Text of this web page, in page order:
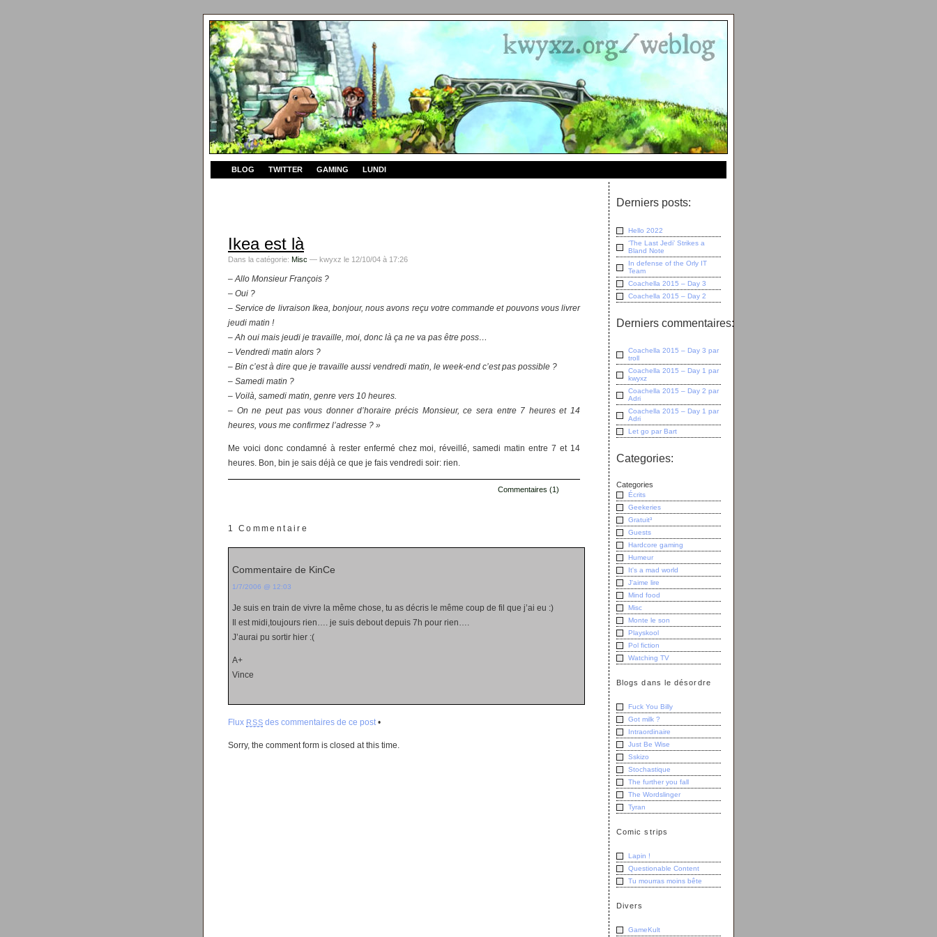
BLOG TWITTER GAMING LUNDI
Ikea est là
Dans la catégorie: Misc — kwyxz le 12/10/04 à 17:26
– Allo Monsieur François ?
– Oui ?
– Service de livraison Ikea, bonjour, nous avons reçu votre commande et pouvons vous livrer
jeudi matin !
– Ah oui mais jeudi je travaille, moi, donc là ça ne va pas être poss…
– Vendredi matin alors ?
– Bin c’est à dire que je travaille aussi vendredi matin, le week-end c’est pas possible ?
– Samedi matin ?
– Voilà, samedi matin, genre vers 10 heures.
– On ne peut pas vous donner d’horaire précis Monsieur, ce sera entre 7 heures et 14
heures, vous me confirmez l’adresse ? »
Me voici donc condamné à rester enfermé chez moi, réveillé, samedi matin entre 7 et 14
heures. Bon, bin je sais déjà ce que je fais vendredi soir: rien.
Commentaires (1)
1 Commentaire
Commentaire de KinCe
1/7/2006 @ 12:03
Je suis en train de vivre la même chose, tu as décris le même coup de fil que j’ai eu :)
Il est midi,toujours rien…. je suis debout depuis 7h pour rien….
J’aurai pu sortir hier :(
A+
Vince
Flux RSS des commentaires de ce post•
Sorry, the comment form is closed at this time.
Derniers posts:
Hello 2022
‘The Last Jedi’ Strikes a
Bland Note
In defense of the Orly IT
Team
Coachella 2015 – Day 3
Coachella 2015 – Day 2
Derniers commentaires:
Coachella 2015 – Day 3 par
troll
Coachella 2015 – Day 1 par
kwyxz
Coachella 2015 – Day 2 par
Adri
Coachella 2015 – Day 1 par
Adri
Let go par Bart
Categories:
Categories
Écrits
Geekeries
Gratuit³
Guests
Hardcore gaming
Humeur
It's a mad world
J'aime lire
Mind food
Misc
Monte le son
Playskool
Pol fiction
Watching TV
Blogs dans le désordre
Fuck You Billy
Got milk ?
Intraordinaire
Just Be Wise
Sskizo
Stochastique
The further you fall
The Wordslinger
Tyran
Comic strips
Lapin !
Questionable Content
Tu mourras moins bête
Divers
GameKult